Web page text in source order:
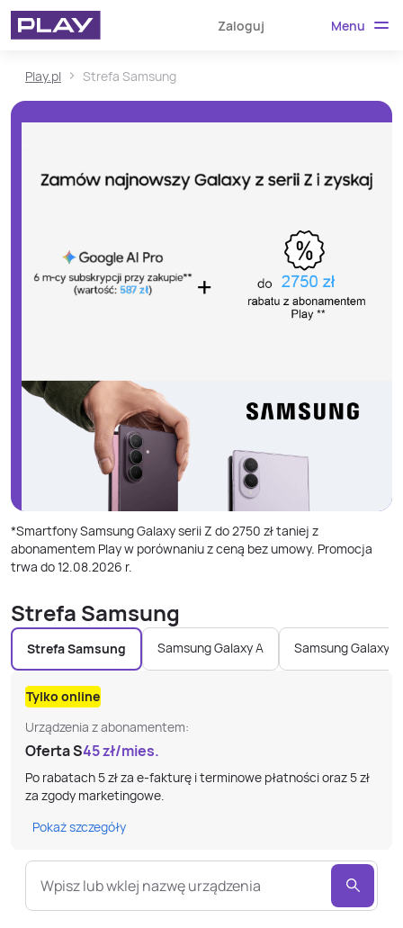
Zaloguj Menu
Play.pl Strefa Samsung
*Smartfony Samsung Galaxy serii Z do 2750 zł taniej z
abonamentem Play w porównaniu z ceną bez umowy. Promocja
trwa do 12.08.2026 r.
Strefa Samsung
Strefa Samsung Samsung Galaxy A Samsung Galaxy S
Tylko online
Urządzenia z abonamentem:
Oferta S45zł/mies.
Po rabatach 5 zł za e-fakturę i terminowe płatności oraz 5 zł
za zgody marketingowe.
Pokaż szczegóły
Wpisz lub wklej nazwę urządzenia